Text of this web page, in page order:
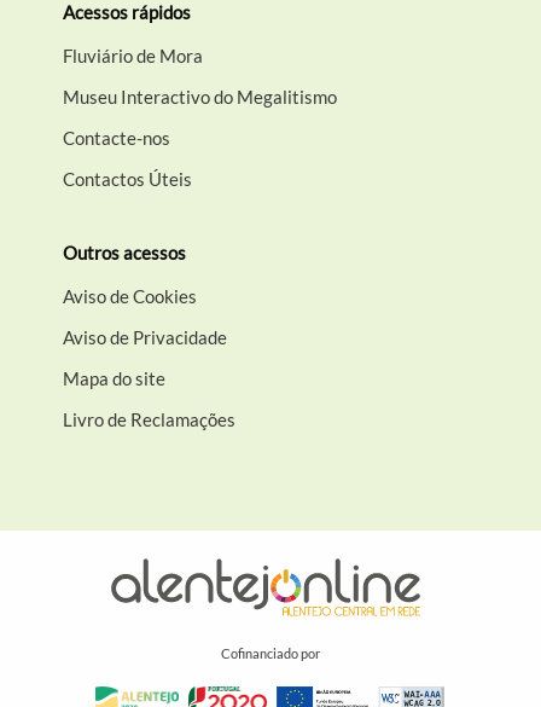
Acessos rápidos
Fluviário de Mora
Museu Interactivo do Megalitismo
Contacte-nos
Contactos Úteis
Outros acessos
Aviso de Cookies
Aviso de Privacidade
Mapa do site
Livro de Reclamações
Cofinanciado por